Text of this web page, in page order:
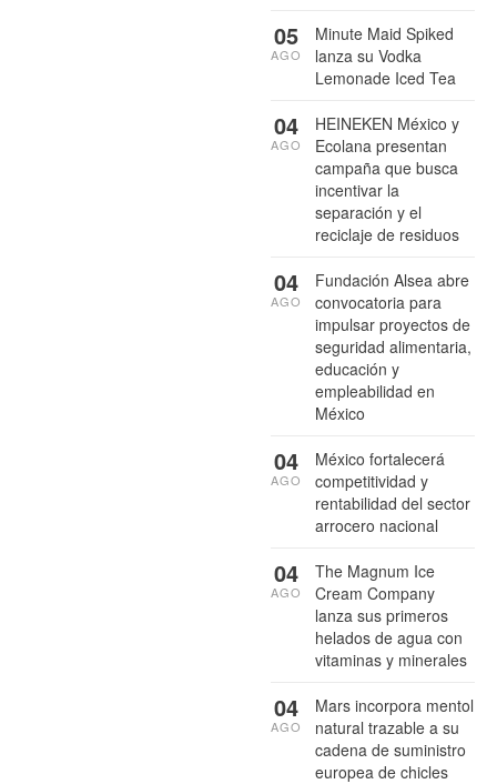
Minute Maid Spiked
lanza su Vodka
Lemonade Iced Tea
05
AGO
HEINEKEN México y
Ecolana presentan
campaña que busca
incentivar la
separación y el
reciclaje de residuos
04
AGO
Fundación Alsea abre
convocatoria para
impulsar proyectos de
seguridad alimentaria,
educación y
empleabilidad en
México
04
AGO
México fortalecerá
competitividad y
rentabilidad del sector
arrocero nacional
04
AGO
The Magnum Ice
Cream Company
lanza sus primeros
helados de agua con
vitaminas y minerales
04
AGO
Mars incorpora mentol
natural trazable a su
cadena de suministro
europea de chicles
04
AGO